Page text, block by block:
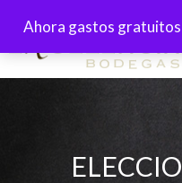
Ahora gastos gratuitos
contenido